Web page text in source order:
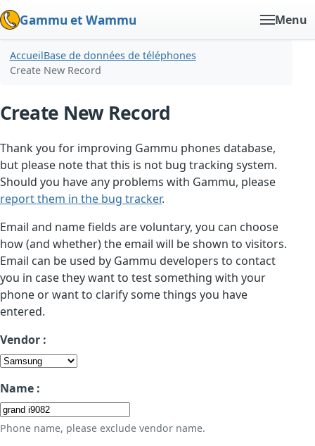
Gammu et Wammu Menu
AccueilBase de données de téléphones
Create New Record
Create New Record
Thank you for improving Gammu phones database,
but please note that this is not bug tracking system.
Should you have any problems with Gammu, please
report them in the bug tracker.
Email and name fields are voluntary, you can choose
how (and whether) the email will be shown to visitors.
Email can be used by Gammu developers to contact
you in case they want to test something with your
phone or want to clarify some things you have
entered.
Vendor :
Name :
Phone name, please exclude vendor name.